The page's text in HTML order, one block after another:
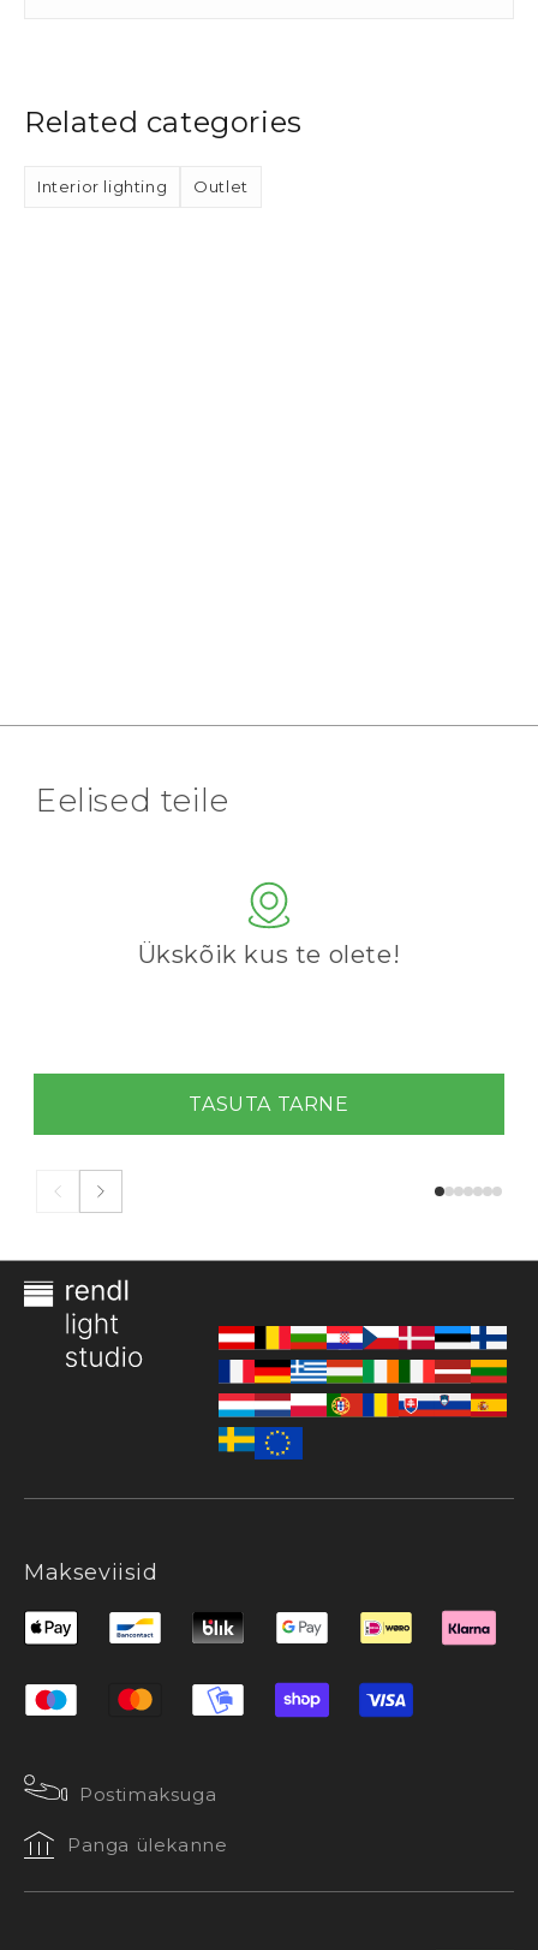
Related categories
Interior lighting Outlet
Eelised teile
Ükskõik kus te olete!
TASUTA TARNE
Makseviisid
Postimaksuga
Panga ülekanne